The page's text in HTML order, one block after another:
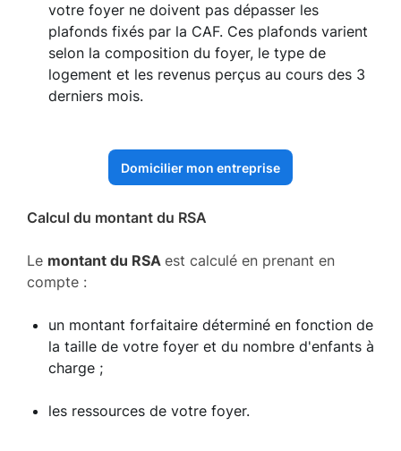
votre foyer ne doivent pas dépasser les
plafonds fixés par la CAF. Ces plafonds varient
selon la composition du foyer, le type de
logement et les revenus perçus au cours des 3
derniers mois.
Domicilier mon entreprise
Calcul du montant du RSA
Le montant du RSA est calculé en prenant en
compte :
un montant forfaitaire déterminé en fonction de
la taille de votre foyer et du nombre d'enfants à
charge ;
les ressources de votre foyer.